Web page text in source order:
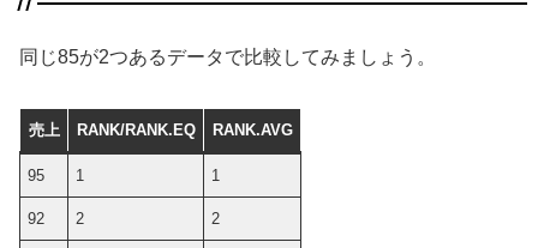
同じ85が2つあるデータで比較してみましょう。
売上 RANK/RANK.EQ RANK.AVG
95 1 1
92 2 2